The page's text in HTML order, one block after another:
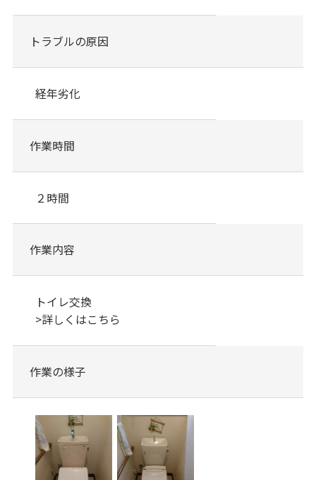
トラブルの原因
経年劣化
作業時間
２時間
作業内容
トイレ交換
>詳しくはこちら
作業の様子